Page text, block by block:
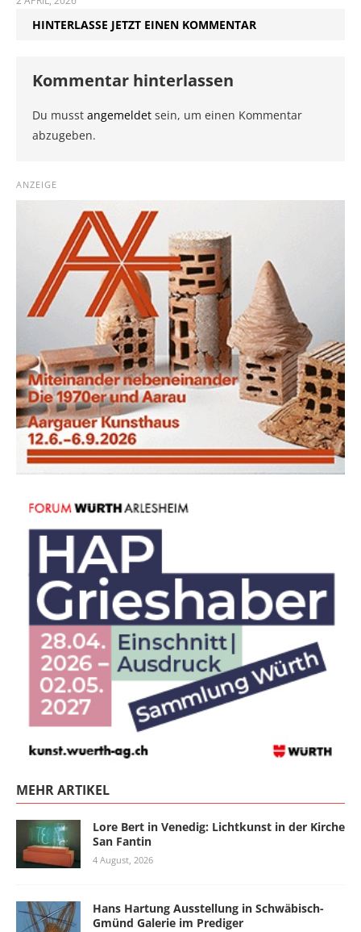
HINTERLASSE JETZT EINEN KOMMENTAR
Kommentar hinterlassen
Du musst angemeldet sein, um einen Kommentar
abzugeben.
ANZEIGE
MEHR ARTIKEL
Lore Bert in Venedig: Lichtkunst in der Kirche
San Fantin
4 August, 2026
Hans Hartung Ausstellung in Schwäbisch-
Gmünd Galerie im Prediger